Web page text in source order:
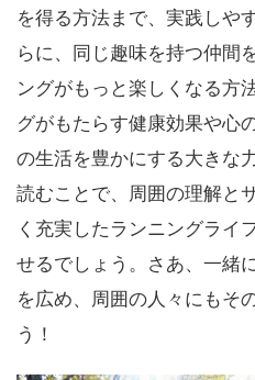
を得る方法まで、実践しや
らに、同じ趣味を持つ仲間
ングがもっと楽しくなる方
グがもたらす健康効果や心
の生活を豊かにする大きな
読むことで、周囲の理解と
く充実したランニングライ
せるでしょう。さあ、一緒
を広め、周囲の人々にもそ
う！